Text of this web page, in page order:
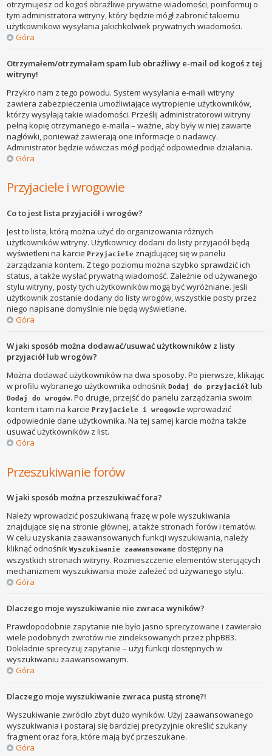
otrzymujesz od kogoś obraźliwe prywatne wiadomości, poinformuj o
tym administratora witryny, który będzie mógł zabronić takiemu
użytkownikowi wysyłania jakichkolwiek prywatnych wiadomości.
Góra
Otrzymałem/otrzymałam spam lub obraźliwy e-mail od kogoś z tej
witryny!
Przykro nam z tego powodu. System wysyłania e-maili witryny
zawiera zabezpieczenia umożliwiające wytropienie użytkowników,
którzy wysyłają takie wiadomości. Prześlij administratorowi witryny
pełną kopię otrzymanego e-maila – ważne, aby były w niej zawarte
nagłówki, ponieważ zawierają one informacje o nadawcy.
Administrator będzie wówczas mógł podjąć odpowiednie działania.
Góra
Przyjaciele i wrogowie
Co to jest lista przyjaciół i wrogów?
Jest to lista, którą można użyć do organizowania różnych
użytkowników witryny. Użytkownicy dodani do listy przyjaciół będą
wyświetleni na karciePrzyjaciele znajdującej się w panelu
zarządzania kontem. Z tego poziomu można szybko sprawdzić ich
status, a także wysłać prywatną wiadomość. Zależnie od używanego
stylu witryny, posty tych użytkowników mogą być wyróżniane. Jeśli
użytkownik zostanie dodany do listy wrogów, wszystkie posty przez
niego napisane domyślnie nie będą wyświetlane.
Góra
W jaki sposób można dodawać/usuwać użytkowników z listy
przyjaciół lub wrogów?
Można dodawać użytkowników na dwa sposoby. Po pierwsze, klikając
w profilu wybranego użytkownika odnośnikDodaj do przyjaciół lub
Dodaj do wrogów. Po drugie, przejść do panelu zarządzania swoim
kontem i tam na karciePrzyjaciele i wrogowie wprowadzić
odpowiednie dane użytkownika. Na tej samej karcie można także
usuwać użytkowników z list.
Góra
Przeszukiwanie forów
W jaki sposób można przeszukiwać fora?
Należy wprowadzić poszukiwaną frazę w pole wyszukiwania
znajdujące się na stronie głównej, a także stronach forów i tematów.
W celu uzyskania zaawansowanych funkcji wyszukiwania, należy
kliknąć odnośnikWyszukiwanie zaawansowane dostępny na
wszystkich stronach witryny. Rozmieszczenie elementów sterujących
mechanizmem wyszukiwania może zależeć od używanego stylu.
Góra
Dlaczego moje wyszukiwanie nie zwraca wyników?
Prawdopodobnie zapytanie nie było jasno sprecyzowane i zawierało
wiele podobnych zwrotów nie zindeksowanych przez phpBB3.
Dokładnie sprecyzuj zapytanie – użyj funkcji dostępnych w
wyszukiwaniu zaawansowanym.
Góra
Dlaczego moje wyszukiwanie zwraca pustą stronę?!
Wyszukiwanie zwróciło zbyt dużo wyników. Użyj zaawansowanego
wyszukiwania i postaraj się bardziej precyzyjnie określić szukany
fragment oraz fora, które mają być przeszukane.
Góra